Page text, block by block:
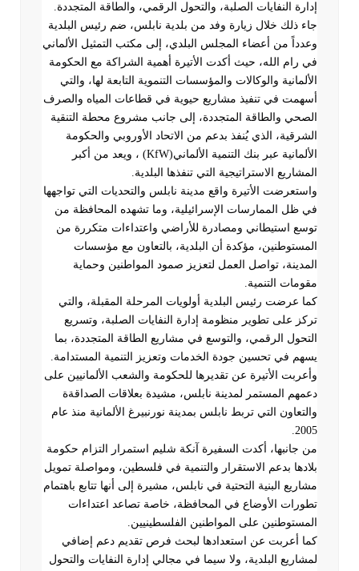
إدارة النفايات الصلبة، والتحول الرقمي، والطاقة المتجددة.
جاء ذلك خلال زيارة وفد من بلدية نابلس، ضم رئيس البلدية
وعدداً من أعضاء المجلس البلدي، إلى مكتب التمثيل الألماني
في رام الله، حيث أكدت الأتيرة أهمية الشراكة مع الحكومة
الألمانية والوكالات والمؤسسات التنموية التابعة لها، والتي
أسهمت في تنفيذ مشاريع حيوية في قطاعات المياه والصرف
الصحي والطاقة المتجددة، إلى جانب مشروع محطة التنقية
الشرقية، الذي يُنفذ بدعم من الاتحاد الأوروبي والحكومة
الألمانية عبر بنك التنمية الألماني(KfW) ، ويعد من أكبر
المشاريع الاستراتيجية التي تنفذها البلدية.
واستعرضت الأتيرة واقع مدينة نابلس والتحديات التي تواجهها
في ظل الممارسات الإسرائيلية، وما تشهده المحافظة من
توسع استيطاني ومصادرة للأراضي واعتداءات متكررة من
المستوطنين، مؤكدة أن البلدية، بالتعاون مع مؤسسات
المدينة، تواصل العمل لتعزيز صمود المواطنين وحماية
مقومات التنمية.
كما عرضت رئيس البلدية أولويات المرحلة المقبلة، والتي
تركز على تطوير منظومة إدارة النفايات الصلبة، وتسريع
التحول الرقمي، والتوسع في مشاريع الطاقة المتجددة، بما
يسهم في تحسين جودة الخدمات وتعزيز التنمية المستدامة.
وأعربت الأتيرة عن تقديرها للحكومة والشعب الألمانيين على
دعمهم المستمر لمدينة نابلس، مشيدة بعلاقات الصداقةة
والتعاون التي تربط نابلس بمدينة نورنبيرغ الألمانية منذ عام
2005
.
من جانبها، أكدت السفيرة آنكة شليم استمرار التزام حكومة
بلادها بدعم الاستقرار والتنمية في فلسطين، ومواصلة تمويل
مشاريع البنية التحتية في نابلس، مشيرة إلى أنها تتابع باهتمام
تطورات الأوضاع في المحافظة، خاصة تصاعد اعتداءات
المستوطنين على المواطنين الفلسطينيين.
كما أعربت عن استعدادها لبحث فرص تقديم دعم إضافي
لمشاريع البلدية، ولا سيما في مجالي إدارة النفايات والتحول